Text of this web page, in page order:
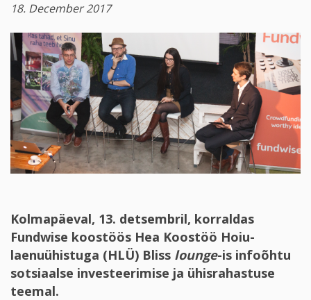
18. December 2017
Kolmapäeval, 13. detsembril, korraldas
Fundwise koostöös Hea Koostöö Hoiu-
laenuühistuga (HLÜ) Bliss lounge-is infoõhtu
sotsiaalse investeerimise ja ühisrahastuse
teemal.